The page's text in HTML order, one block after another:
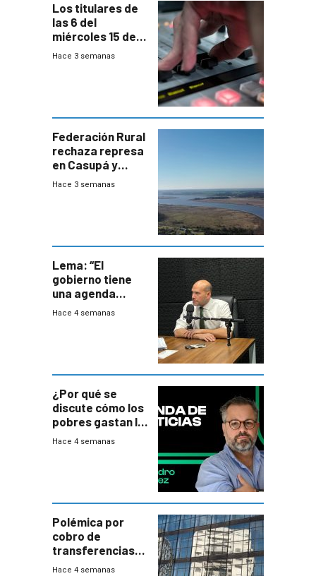
Los titulares de
las 6 del
miércoles 15 de
julio de 2026
Hace 3 semanas
Federación Rural
rechaza represa
en Casupá y
firma demanda
Hace 3 semanas
Lema: “El
gobierno tiene
una agenda
destructiva”
Hace 4 semanas
¿Por qué se
discute cómo los
pobres gastan la
plata?
Hace 4 semanas
Polémica por
cobro de
transferencias
del Mides en
Hace 4 semanas